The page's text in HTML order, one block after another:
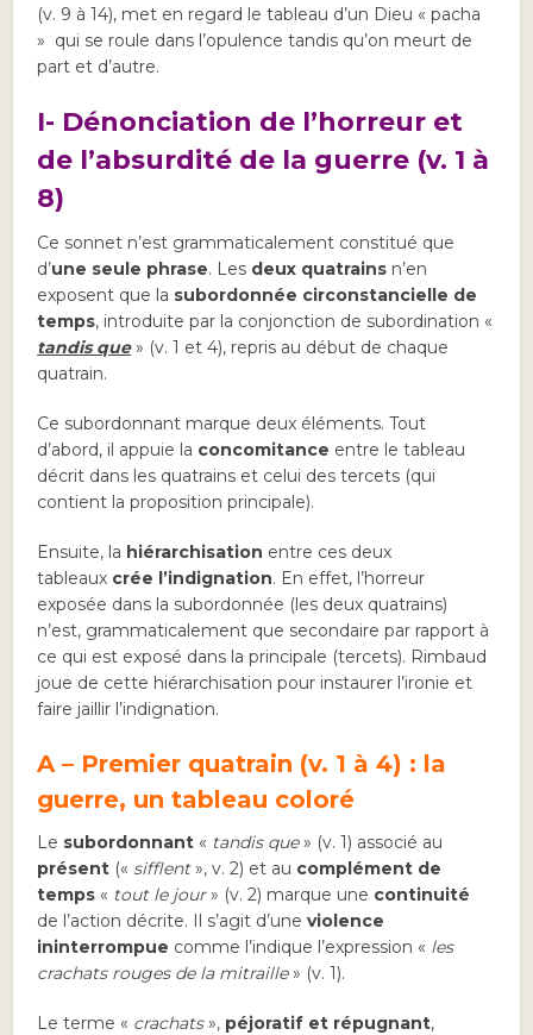
(v. 9 à 14), met en regard le tableau d’un Dieu « pacha
» qui se roule dans l’opulence tandis qu’on meurt de
part et d’autre.
I- Dénonciation de l’horreur et
de l’absurdité de la guerre (v. 1 à
8)
Ce sonnet n’est grammaticalement constitué que
d’une seule phrase. Les deux quatrains n’en
exposent que la subordonnée circonstancielle de
temps, introduite par la conjonction de subordination «
tandis que» (v. 1 et 4), repris au début de chaque
quatrain.
Ce subordonnant marque deux éléments. Tout
d’abord, il appuie la concomitance entre le tableau
décrit dans les quatrains et celui des tercets (qui
contient la proposition principale).
Ensuite, la hiérarchisation entre ces deux
tableaux crée l’indignation. En effet, l’horreur
exposée dans la subordonnée (les deux quatrains)
n’est, grammaticalement que secondaire par rapport à
ce qui est exposé dans la principale (tercets). Rimbaud
joue de cette hiérarchisation pour instaurer l’ironie et
faire jaillir l’indignation.
A – Premier quatrain (v. 1 à 4) : la
guerre, un tableau coloré
Le subordonnant « tandis que» (v. 1) associé au
présent (« sifflent», v. 2) et au complément de
temps « tout le jour» (v. 2) marque une continuité
de l’action décrite. Il s’agit d’uneviolence
ininterrompue comme l’indique l’expression « les
crachats rouges de la mitraille» (v. 1).
Le terme « crachats», péjoratif et répugnant,